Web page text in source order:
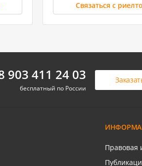
Связаться с
5 500 000
Дом, 88 м2, 5 сот.
903 411 24 03
бесплатный по России
Правовая